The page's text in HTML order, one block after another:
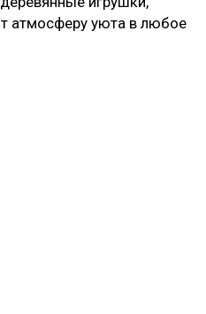
атмосферу уюта в любое